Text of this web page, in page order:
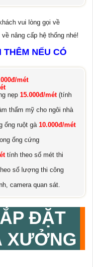
vui lòng gọi về
nâng cấp hệ thống nhé!
NẾU CÓ
mét
nẹp 15.000đ/mét (tính
thẩm mỹ cho ngôi nhà
ống ruột gà 10.000đ/mét
ống cứng
tính theo số mét thi
số lượng thi công
camera quan sát.
ĐẶT
XƯỞNG